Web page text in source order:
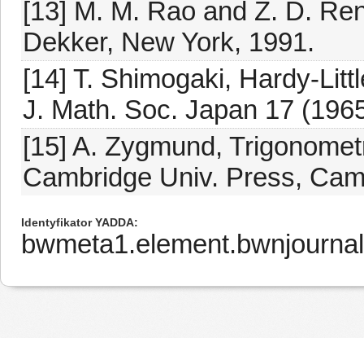
[13] M. M. Rao and Z. D.
Dekker, New York, 1991.
[14] T. Shimogaki, Hardy-
J. Math. Soc. Japan 17
[15] A. Zygmund,
Cambridge Univ. Press,
Identyfikator YADDA